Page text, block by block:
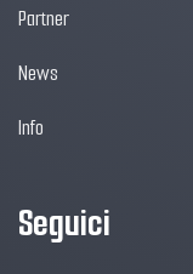
Partner
News
Info
Seguici